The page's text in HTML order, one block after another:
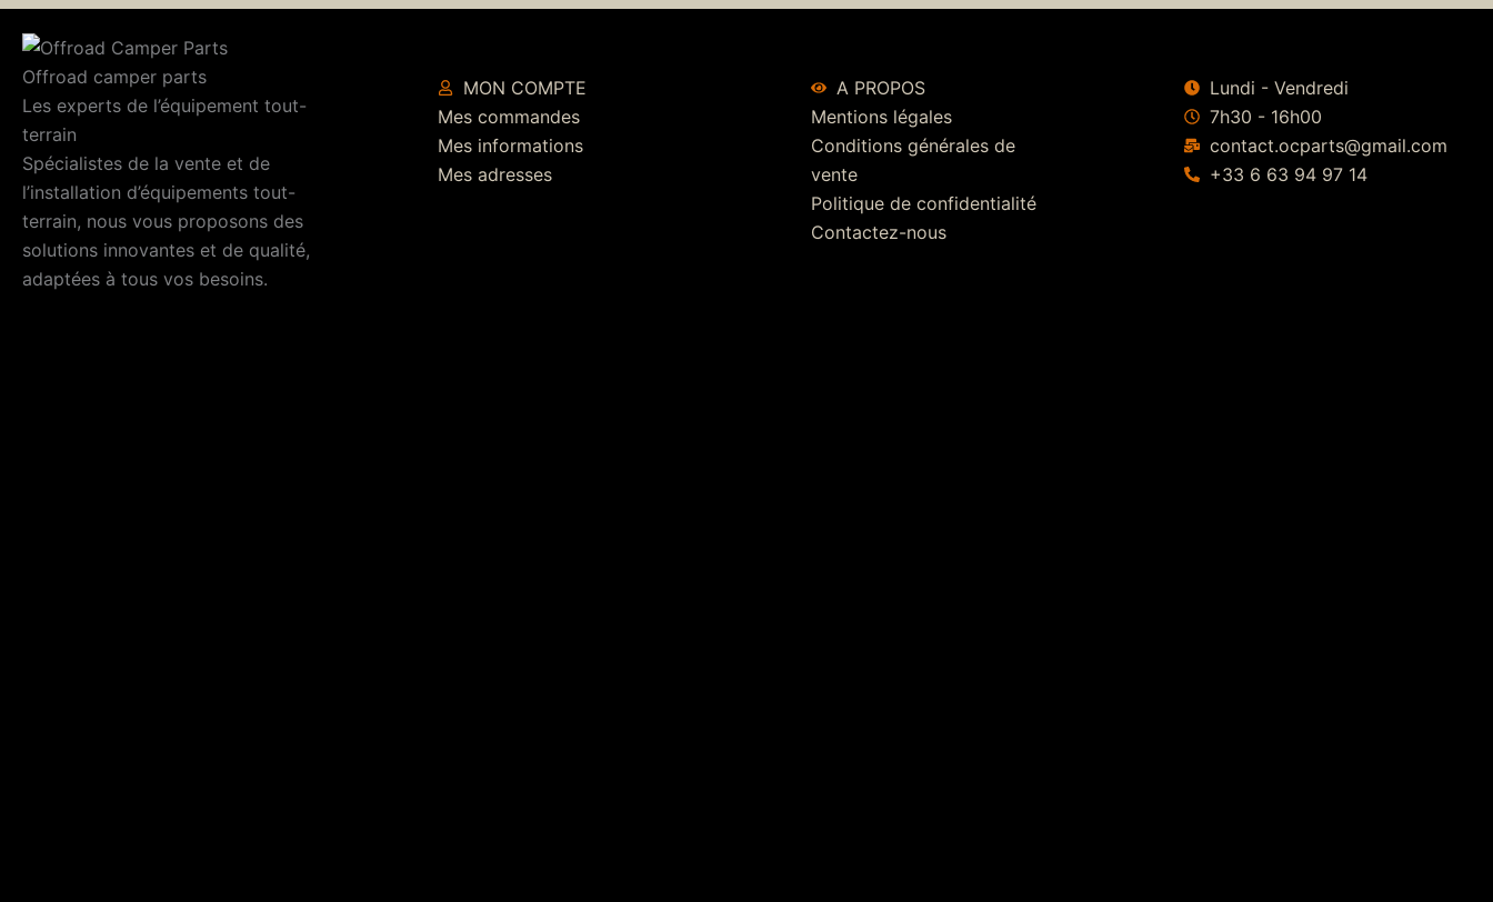
Offroad camper parts
Les experts de l’équipement tout-
terrain
Spécialistes de la vente et de
l’installation d’équipements tout-
terrain, nous vous proposons des
solutions innovantes et de qualité,
adaptées à tous vos besoins.
MON COMPTE
Mes commandes
Mes informations
Mes adresses
A PROPOS
Mentions légales
Conditions générales de
vente
Politique de confidentialité
Contactez-nous
Lundi - Vendredi
7h30 - 16h00
contact.ocparts@gmail.com
+33 6 63 94 97 14